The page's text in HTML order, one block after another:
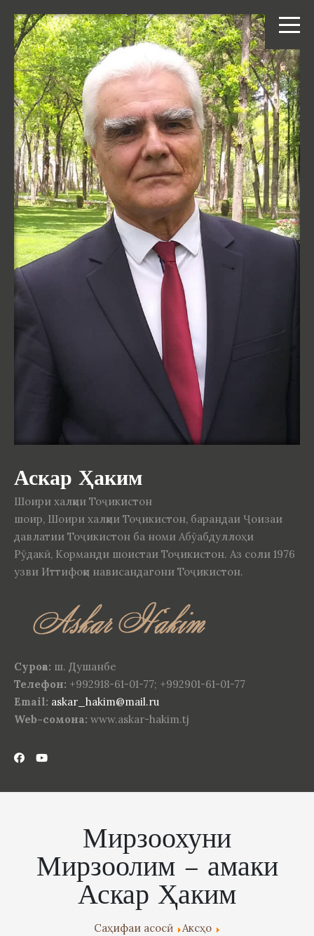
Аскар Ҳаким
Шоири халқии Тоҷикистон
шоир, Шоири халқии Тоҷикистон, барандаи Ҷоизаи
давлатии Тоҷикистон ба номи Абӯабдуллоҳи
Рӯдакӣ, Корманди шоистаи Тоҷикистон. Аз соли 1976
узви Иттифоқи нависандагони Тоҷикистон.
Суроға: ш. Душанбе
Телефон: +992918-61-01-77; +992901-61-01-77
Email: askar_hakim@mail.ru
Web-сомона: www.askar-hakim.tj
Мирзоохуни
Мирзоолим – амаки
Аскар Ҳаким
Саҳифаи асосӣ
Аксҳо